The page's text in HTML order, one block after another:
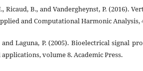
Ricaud, B., and Vandergheynst, P. (2016).
and Computational Harmonic Analysis,
Laguna, P. (2005). Bioelectrical signal
volume 8. Academic Press.